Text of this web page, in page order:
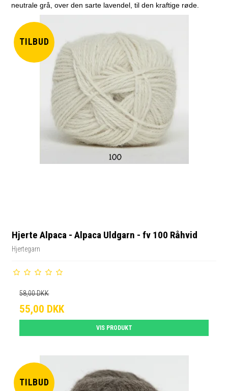
neutrale grå, over den sarte lavendel, til den kraftige røde.
TILBUD
Hjerte Alpaca - Alpaca Uldgarn - fv 100 Råhvid
Hjertegarn
58,00 DKK
55,00 DKK
VIS PRODUKT
TILBUD